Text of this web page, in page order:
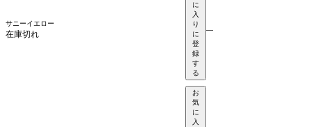
サニーイエロー
在庫切れ
に
入
り
に
登
録
す
る
—
お
気
に
入